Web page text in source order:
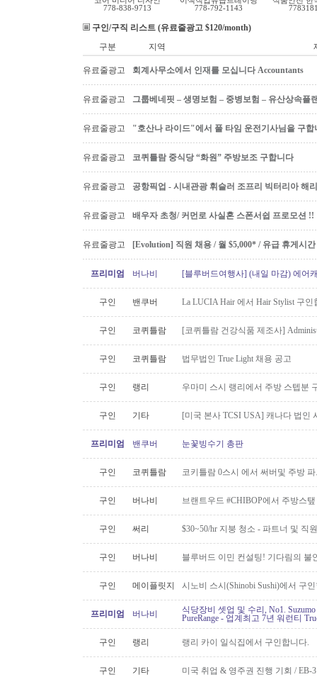
778-838-9713
778-792-1143
구인/구직 리스트 (유료줄광고 $120/month)
구분
지역
유료줄광고 회계사무소에서 인재를 모십니다 Accountants
유료줄광고 그룹베네핏 – 생명보험 – 중병보험 – 유산상속플
유료줄광고 "호산나 라이드"에서 풀 타임 운전기사님을 구합
유료줄광고 코퀴틀람 중식당 “화원” 주방보조 구합니다
유료줄광고 공항픽업 - 시내관광 휘슬러 조프리 빅터리아 해
유료줄광고 배우자 초청/ 커먼로 사실혼 스폰서쉽 프로모션 !!
유료줄광고 [Evolution] 직원 채용 / 월 $5,000* / 유급 휴게시
프리미엄 버나비 [블루버드여행사] (내일 마감) 에어
구인 밴쿠버 La LUCIA Hair 에서 Hair Stylist 구인
구인 코퀴틀람 [코퀴틀람 건강식품 제조사]
구인 코퀴틀람 법무법인 True Light 채용 공고
구인 랭리 우마미 스시 랭리에서 주방 스텝분
구인 기타 [미국 본사 TCSI USA] 캐나다 법인
프리미엄 밴쿠버 눈꽃빙수기 총판
구인 코퀴틀람 코키틀람 0스시 에서 써버및 주방
구인 버나비 브랜트우드 #CHIBOP에서 주방스
구인 써리 $30~50/hr 지붕 청소 - 파트너 및 직
구인 버나비 블루버드 이민 컨설팅! 기다림의 불
구인 메이플릿지 시노비 스시(Shinobi Sushi)에서 구
프리미엄 버나비
식당장비 셋업 및 수리, No1.
PureRange - 업계최고 7년 워런티
구인 랭리 랭리 카이 일식집에서 구인합니다.
구인 기타 미국 취업 & 영주권 진행 기회 / EB-